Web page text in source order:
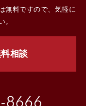
無料ですので、気軽に
。
相談